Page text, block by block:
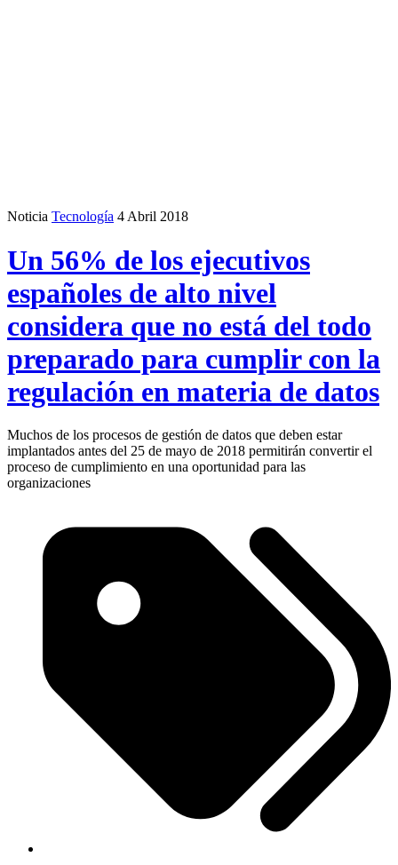
Noticia Tecnología 4 Abril 2018
Un 56% de los ejecutivos
españoles de alto nivel
considera que no está del todo
preparado para cumplir con la
regulación en materia de datos
Muchos de los procesos de gestión de datos que deben estar
implantados antes del 25 de mayo de 2018 permitirán convertir el
proceso de cumplimiento en una oportunidad para las
organizaciones